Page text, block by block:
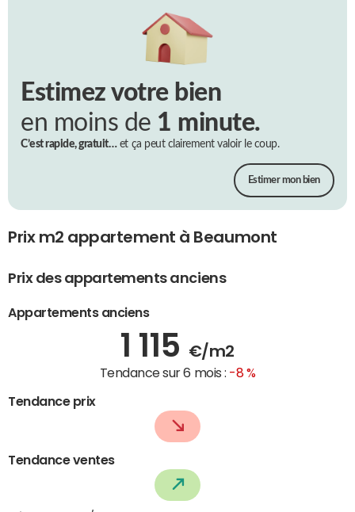
Estimez votre bien
en moins de 1 minute.
C’est rapide, gratuit…et ça peut clairement valoir le coup.
Estimer mon bien
Prix m2 appartement à Beaumont
Prix des appartements anciens
Appartements anciens
1 115 €/m2
Tendance sur 6 mois : -8 %
Tendance prix
Tendance ventes